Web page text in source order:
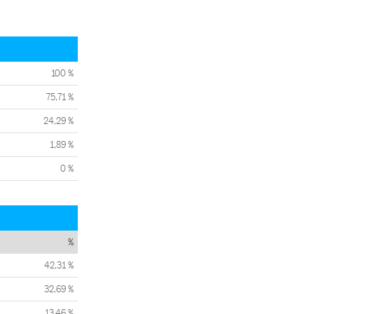
100 %
75,71 %
24,29 %
1,89 %
0 %
%
42,31 %
32,69 %